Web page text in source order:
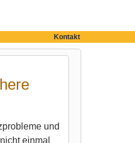
Kontakt
und
einmal